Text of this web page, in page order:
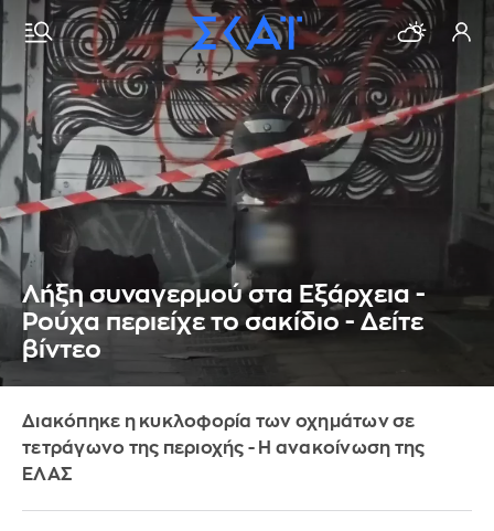
Λήξη συναγερμού στα Εξάρχεια -
Ρούχα περιείχε το σακίδιο - Δείτε
βίντεο
Διακόπηκε η κυκλοφορία των οχημάτων σε
τετράγωνο της περιοχής - Η ανακοίνωση της
ΕΛΑΣ